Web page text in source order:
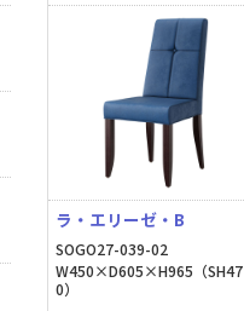
ラ・エリーゼ・B
SOGO27-039-02
W450×D605×H965（SH47
0）